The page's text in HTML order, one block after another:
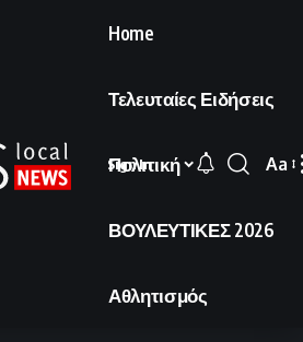
Home
Τελευταίες Ειδήσεις
Πολιτική
ΒΟΥΛΕΥΤΙΚΕΣ 2026
Αθλητισμός
Sign In
Font
Aa